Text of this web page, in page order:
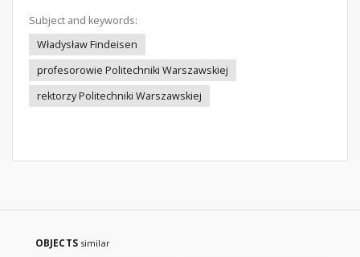
Subject and keywords:
Władysław Findeisen
profesorowie Politechniki Warszawskiej
rektorzy Politechniki Warszawskiej
OBJECTS similar